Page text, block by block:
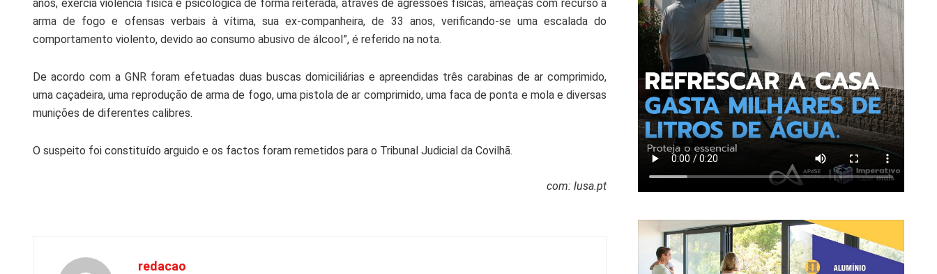
anos, exercia violência física e psicológica de forma reiterada, através de agressões físicas, ameaças com recurso a
arma de fogo e ofensas verbais à vítima, sua ex-companheira, de 33 anos, verificando-se uma escalada do
comportamento violento, devido ao consumo abusivo de álcool”, é referido na nota.
De acordo com a GNR foram efetuadas duas buscas domiciliárias e apreendidas três carabinas de ar comprimido,
uma caçadeira, uma reprodução de arma de fogo, uma pistola de ar comprimido, uma faca de ponta e mola e diversas
munições de diferentes calibres.
O suspeito foi constituído arguido e os factos foram remetidos para o Tribunal Judicial da Covilhã.
com: lusa.pt
redacao